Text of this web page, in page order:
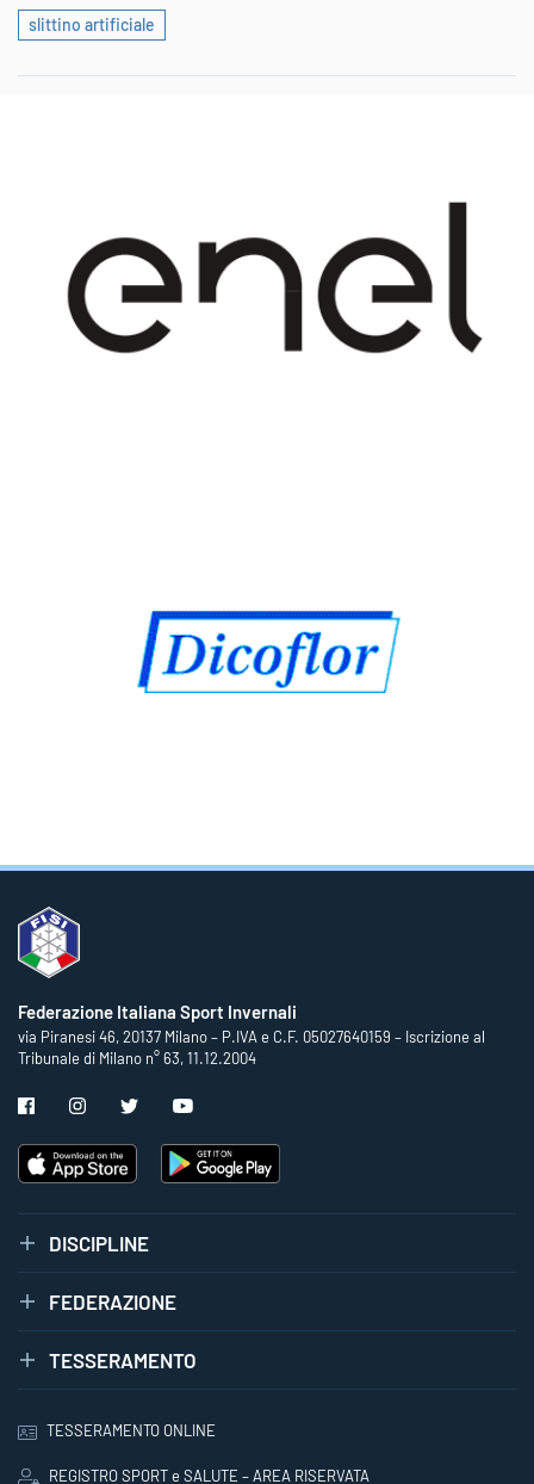
slittino artificiale
Federazione Italiana Sport Invernali
via Piranesi 46, 20137 Milano – P.IVA e C.F. 05027640159 – Iscrizione al
Tribunale di Milano n° 63, 11.12.2004
DISCIPLINE
FEDERAZIONE
TESSERAMENTO
TESSERAMENTO ONLINE
REGISTRO SPORT e SALUTE – AREA RISERVATA